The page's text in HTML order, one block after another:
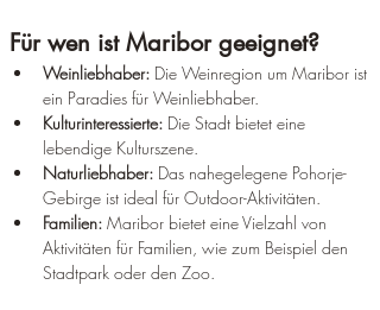
Für wen ist Maribor geeignet?
Weinliebhaber: Die Weinregion um Maribor ist
ein Paradies für Weinliebhaber.
Kulturinteressierte: Die Stadt bietet eine
lebendige Kulturszene.
Naturliebhaber: Das nahegelegene Pohorje-
Gebirge ist ideal für Outdoor-Aktivitäten.
Familien: Maribor bietet eine Vielzahl von
Aktivitäten für Familien, wie zum Beispiel den
Stadtpark oder den Zoo.